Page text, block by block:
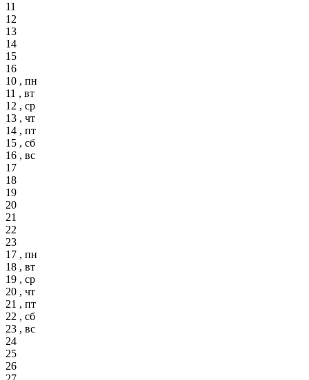
11
12
13
14
15
16
10 , пн
11 , вт
12 , ср
13 , чт
14 , пт
15 , сб
16 , вс
17
18
19
20
21
22
23
17 , пн
18 , вт
19 , ср
20 , чт
21 , пт
22 , сб
23 , вс
24
25
26